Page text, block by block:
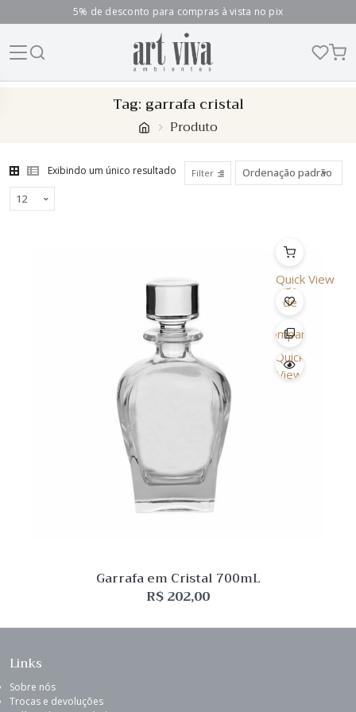
5% de desconto para compras à vista no pix
Tag: garrafa cristal
Produto
Exibindo um único resultado Filter
Quick View
Lista
de
Desejo
Comparar
Quick
View
Garrafa em Cristal 700mL
R$202,00
Links
Sobre nós
Trocas e devoluções